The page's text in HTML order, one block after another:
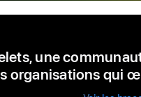
une
organisations qui